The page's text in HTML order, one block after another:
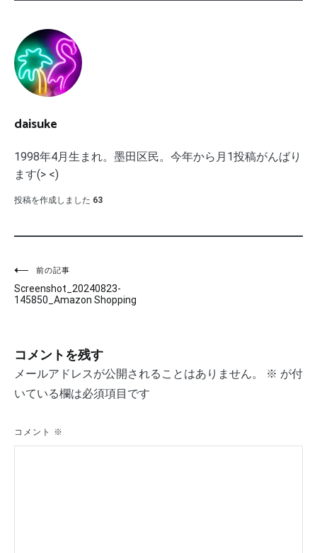
daisuke
1998年4月生まれ。墨田区民。今年から月1投稿がんばり
ます(> <)
投稿を作成しました 63
投
稿
ビ
ゲ
ー
シ
ョ
前の記事
Screenshot_20240823-
145850_Amazon Shopping
コメントを残す
メールアドレスが公開されることはありません。 ※ が付
いている欄は必須項目です
コメント ※